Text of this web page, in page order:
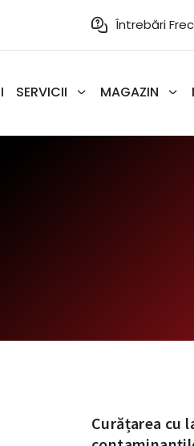
Întrebări
SERVICII MAGAZIN
Curățarea cu